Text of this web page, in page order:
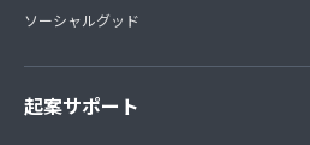
ソーシャルグッド
起案サポート